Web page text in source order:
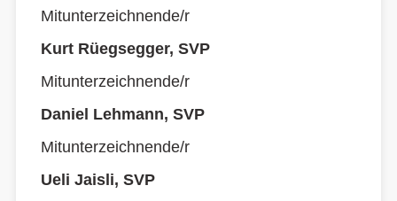
Mitunterzeichnende/r
Kurt Rüegsegger, SVP
Mitunterzeichnende/r
Daniel Lehmann, SVP
Mitunterzeichnende/r
Ueli Jaisli, SVP